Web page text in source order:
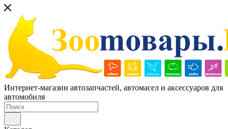
Интернет-магазин автозапчастей, автомасел и аксессуаров для
автомобиля